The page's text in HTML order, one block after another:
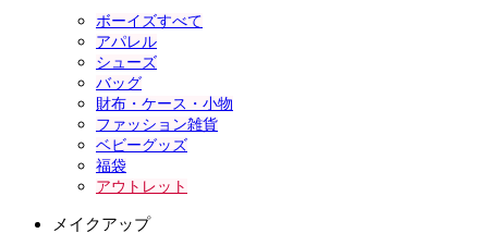
ボーイズすべて
アパレル
シューズ
バッグ
財布・ケース・小物
ファッション雑貨
ベビーグッズ
福袋
アウトレット
メイクアップ